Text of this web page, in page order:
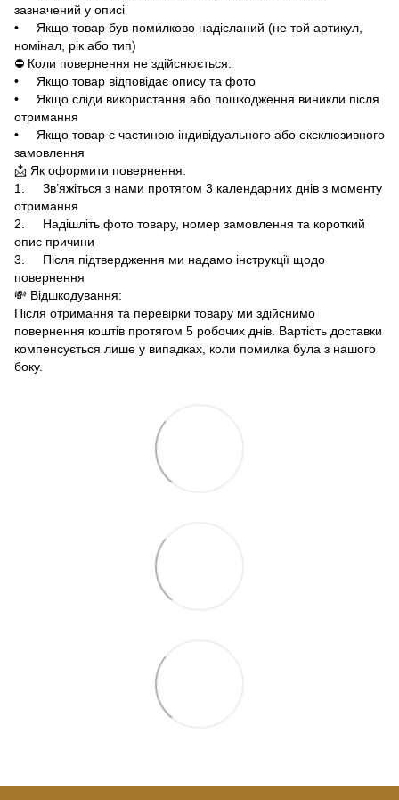
зазначений у описі
• Якщо товар був помилково надісланий (не той артикул,
номінал, рік або тип)
⛔ Коли повернення не здійснюється:
• Якщо товар відповідає опису та фото
• Якщо сліди використання або пошкодження виникли після
отримання
• Якщо товар є частиною індивідуального або ексклюзивного
замовлення
📩 Як оформити повернення:
1. Зв’яжіться з нами протягом 3 календарних днів з моменту
отримання
2. Надішліть фото товару, номер замовлення та короткий
опис причини
3. Після підтвердження ми надамо інструкції щодо
повернення
💸 Відшкодування:
Після отримання та перевірки товару ми здійснимо
повернення коштів протягом 5 робочих днів. Вартість доставки
компенсується лише у випадках, коли помилка була з нашого
боку.